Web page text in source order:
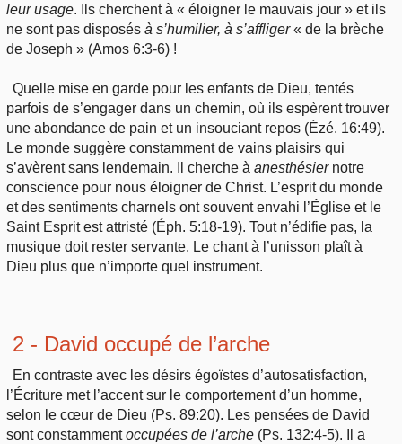
leur usage. Ils cherchent à « éloigner le mauvais jour » et ils
ne sont pas disposés à s’humilier, à s’affliger« de la brèche
de Joseph » (Amos 6:3-6) !
Quelle mise en garde pour les enfants de Dieu, tentés
parfois de s’engager dans un chemin, où ils espèrent trouver
une abondance de pain et un insouciant repos (Ézé. 16:49).
Le monde suggère constamment de vains plaisirs qui
s’avèrent sans lendemain. Il cherche à anesthésiernotre
conscience pour nous éloigner de Christ. L’esprit du monde
et des sentiments charnels ont souvent envahi l’Église et le
Saint Esprit est attristé (Éph. 5:18-19). Tout n’édifie pas, la
musique doit rester servante. Le chant à l’unisson plaît à
Dieu plus que n’importe quel instrument.
2 - David occupé de l’arche
En contraste avec les désirs égoïstes d’autosatisfaction,
l’Écriture met l’accent sur le comportement d’un homme,
selon le cœur de Dieu (Ps. 89:20). Les pensées de David
sont constammentoccupées de l’arche (Ps. 132:4-5). Il a